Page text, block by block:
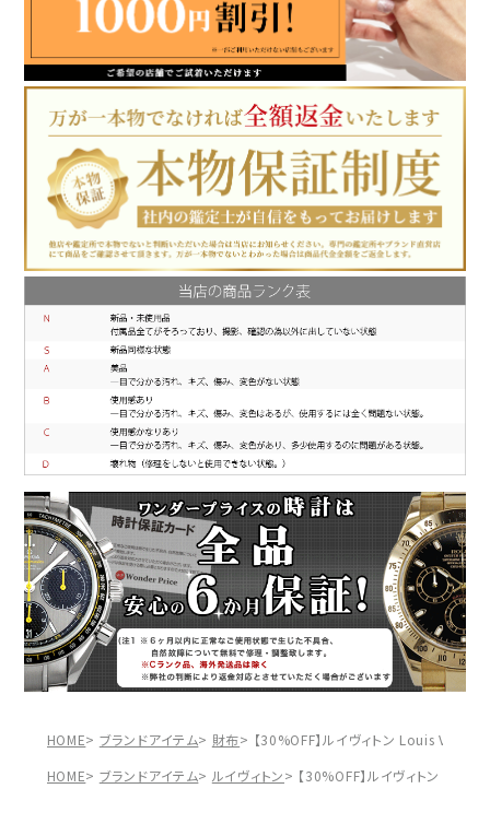
HOME ブランドアイテム 財布
【30%OFF】ルイヴィトン Louis
HOME
ブランドアイテム ルイヴィトン 【30%OFF】ルイヴィトン